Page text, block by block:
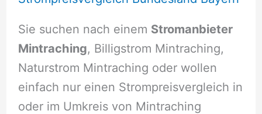
Sie suchen nach einem Stromanbieter
Mintraching, Billigstrom Mintraching,
Naturstrom Mintraching oder wollen
einfach nur einen Strompreisvergleich in
oder im Umkreis von Mintraching